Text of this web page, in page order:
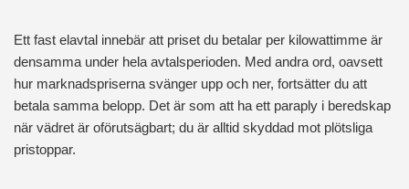
Ett fast elavtal innebär att priset du betalar per kilowattimme är
densamma under hela avtalsperioden. Med andra ord, oavsett
hur marknadspriserna svänger upp och ner, fortsätter du att
betala samma belopp. Det är som att ha ett paraply i beredskap
när vädret är oförutsägbart; du är alltid skyddad mot plötsliga
pristoppar.